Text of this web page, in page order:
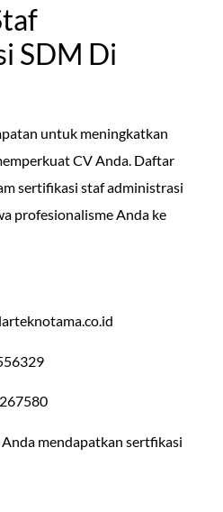
SDM Di
untuk meningkatkan
CV Anda. Daftar
sertifikasi staf administrasi
profesionalisme Anda ke
mendapatkan sertfikasi